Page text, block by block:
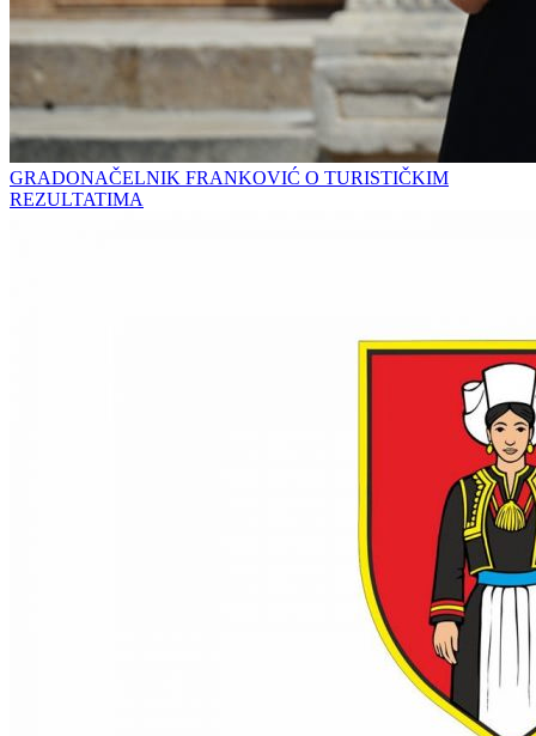
GRADONAČELNIK FRANKOVIĆ O TURISTIČKIM
REZULTATIMA